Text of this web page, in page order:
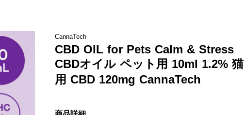
CannaTech
CBD OIL for Pets Calm & Stress
CBDオイル ペット用 10ml 1.2% 猫
用 CBD 120mg CannaTech